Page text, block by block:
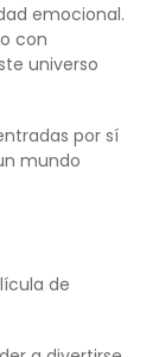
emocional.
con
universo
por sí
mundo
de